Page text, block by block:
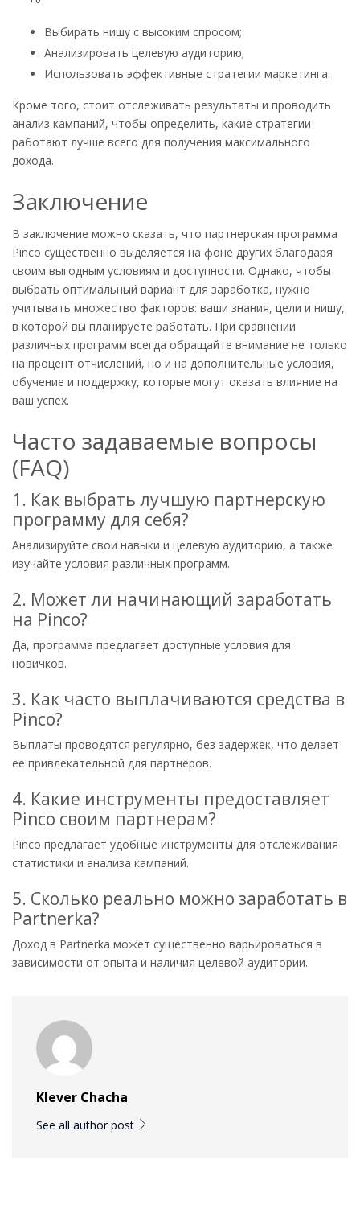
Выбирать нишу с высоким спросом;
Анализировать целевую аудиторию;
Использовать эффективные стратегии маркетинга.
Кроме того, стоит отслеживать результаты и проводить
анализ кампаний, чтобы определить, какие стратегии
работают лучше всего для получения максимального
дохода.
Заключение
В заключение можно сказать, что партнерская программа
Pinco существенно выделяется на фоне других благодаря
своим выгодным условиям и доступности. Однако, чтобы
выбрать оптимальный вариант для заработка, нужно
учитывать множество факторов: ваши знания, цели и нишу,
в которой вы планируете работать. При сравнении
различных программ всегда обращайте внимание не только
на процент отчислений, но и на дополнительные условия,
обучение и поддержку, которые могут оказать влияние на
ваш успех.
Часто задаваемые вопросы
(FAQ)
1. Как выбрать лучшую партнерскую
программу для себя?
Анализируйте свои навыки и целевую аудиторию, а также
изучайте условия различных программ.
2. Может ли начинающий заработать
на Pinco?
Да, программа предлагает доступные условия для
новичков.
3. Как часто выплачиваются средства в
Pinco?
Выплаты проводятся регулярно, без задержек, что делает
ее привлекательной для партнеров.
4. Какие инструменты предоставляет
Pinco своим партнерам?
Pinco предлагает удобные инструменты для отслеживания
статистики и анализа кампаний.
5. Сколько реально можно заработать в
Partnerka?
Доход в Partnerka может существенно варьироваться в
зависимости от опыта и наличия целевой аудитории.
Klever Chacha
See all author post